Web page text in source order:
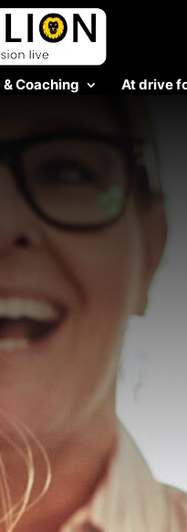
Coaching At drive